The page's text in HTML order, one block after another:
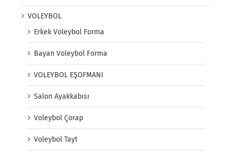
VOLEYBOL
Erkek Voleybol Forma
Bayan Voleybol Forma
VOLEYBOL EŞOFMANI
Salon Ayakkabısı
Voleybol Çorap
Voleybol Tayt